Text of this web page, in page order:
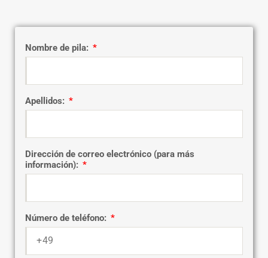
Nombre de pila:
Apellidos:
Dirección de correo electrónico (para más
información):
Número de teléfono: